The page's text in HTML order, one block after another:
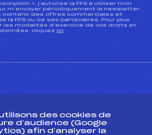
», j’autorise la FFS à utiliser mon
m’envoyer périodiquement la newsletter
contenir des offres commerciales et
la FFS ou de ses partenaires. Pour plus
les modalités d’exercice de vos droits et
cliquez ici
des cookies de
d’audience (Google
afin d’analyser la